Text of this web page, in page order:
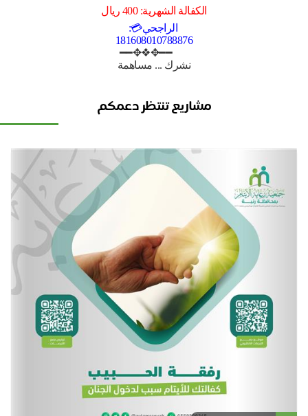
الكفالة الشهرية: 400 ريال
الراجحي💳:
181608010788876
━━✥❖✥━━
نشرك ... مساهمة
مشاريع تنتظر دعمكم